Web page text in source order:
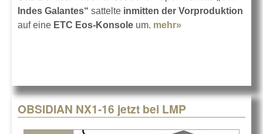
Indes Galantes“ sattelte inmitten der Vorproduktion
auf eine ETC Eos-Konsole um. mehr»
OBSIDIAN NX1-16 jetzt bei LMP